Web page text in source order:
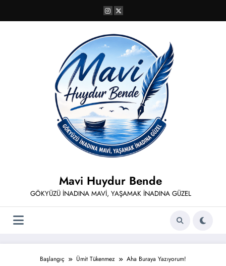
Mavi Huydur Bende
GÖKYÜZÜ İNADINA MAVİ, YAŞAMAK İNADINA GÜZEL
Başlangıç Ümit Tükenmez Aha Buraya Yazıyorum!